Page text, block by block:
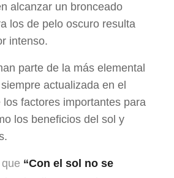
alcanzar un bronceado
los de pelo oscuro resulta
intenso.
parte de la más elemental
actualizada en el
factores importantes para
los beneficios del sol y
“Con el sol no se